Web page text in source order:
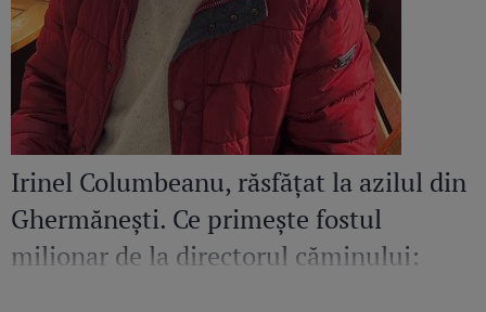
Irinel Columbeanu, răsfățat la azilul din
Ghermănești. Ce primește fostul
milionar de la directorul căminului: